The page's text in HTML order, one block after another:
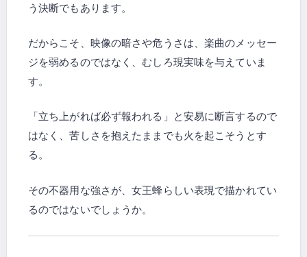
う決断でもあります。
だからこそ、映像の暗さや危うさは、楽曲のメッセー
ジを弱めるのではなく、むしろ現実味を与えていま
す。
「立ち上がれば必ず報われる」と安易に断言するので
はなく、苦しさを抱えたままでも火を起こそうとす
る。
その不器用な強さが、女王蜂らしい表現で描かれてい
るのではないでしょうか。